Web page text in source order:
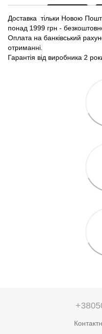
Доставка тільки Новою
понад 1999 грн -
Оплата на банківський
отриманні.
Гарантія від виробника 2